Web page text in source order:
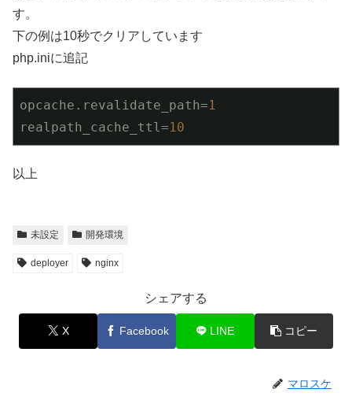
す。
下の例は10秒でクリアしています
php.iniに追記
opcache.revalidate_path=1
realpath_cache_ttl =10
以上
未設定 開発環境
deployer nginx
シェアする
X Facebook LINE コピー
マロスケ